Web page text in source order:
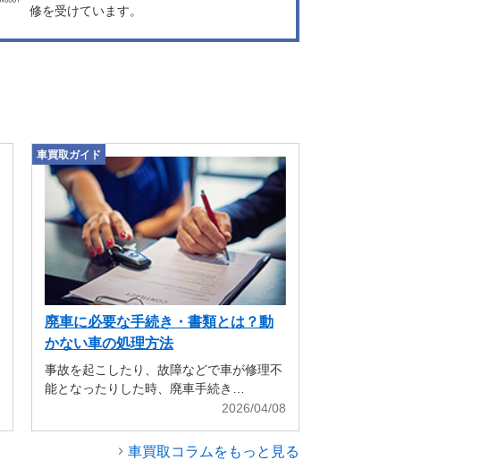
修を受けています。
車買取ガイド
廃車に必要な手続き・書類とは？動
かない車の処理方法
事故を起こしたり、故障などで車が修理不
能となったりした時、廃車手続き…
2026/04/08
車買取コラムをもっと見る